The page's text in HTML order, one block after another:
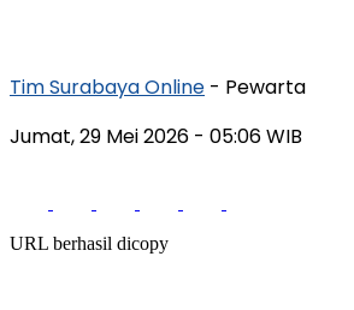
Tim Surabaya Online - Pewarta
Jumat, 29 Mei 2026 - 05:06 WIB
URL berhasil dicopy